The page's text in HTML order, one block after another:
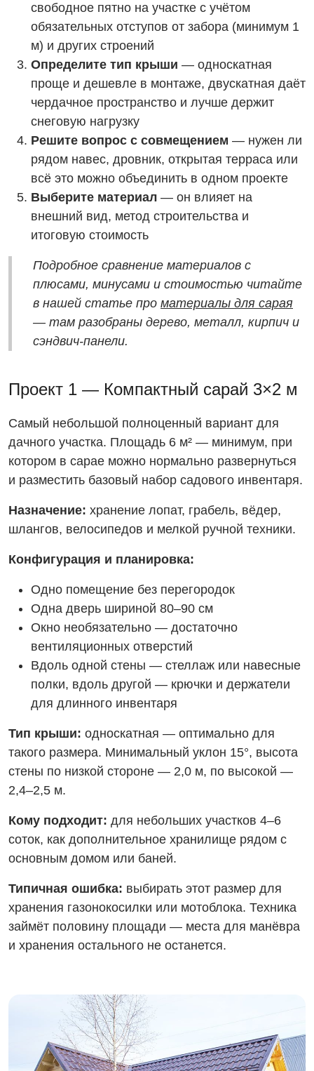
свободное пятно на участке с учётом
обязательных отступов от забора (минимум 1
м) и других строений
Определите тип крыши — односкатная
проще и дешевле в монтаже, двускатная даёт
чердачное пространство и лучше держит
снеговую нагрузку
Решите вопрос с совмещением — нужен ли
рядом навес, дровник, открытая терраса или
всё это можно объединить в одном проекте
Выберите материал — он влияет на
внешний вид, метод строительства и
итоговую стоимость
Подробное сравнение материалов с
плюсами, минусами и стоимостью читайте
в нашей статье про материалы для сарая
— там разобраны дерево, металл, кирпич и
сэндвич-панели.
Проект 1 — Компактный сарай 3×2 м
Самый небольшой полноценный вариант для
дачного участка. Площадь 6 м² — минимум, при
котором в сарае можно нормально развернуться
и разместить базовый набор садового инвентаря.
Назначение: хранение лопат, грабель, вёдер,
шлангов, велосипедов и мелкой ручной техники.
Конфигурация и планировка:
Одно помещение без перегородок
Одна дверь шириной 80–90 см
Окно необязательно — достаточно
вентиляционных отверстий
Вдоль одной стены — стеллаж или навесные
полки, вдоль другой — крючки и держатели
для длинного инвентаря
Тип крыши: односкатная — оптимально для
такого размера. Минимальный уклон 15°, высота
стены по низкой стороне — 2,0 м, по высокой —
2,4–2,5 м.
Кому подходит: для небольших участков 4–6
соток, как дополнительное хранилище рядом с
основным домом или баней.
Типичная ошибка: выбирать этот размер для
хранения газонокосилки или мотоблока. Техника
займёт половину площади — места для манёвра
и хранения остального не останется.